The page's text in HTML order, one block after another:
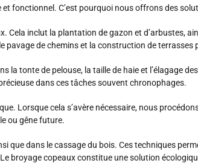
fonctionnel. C’est pourquoi nous offrons des
Cela inclut la plantation de gazon et d’arbustes,
de chemins et la construction de
la tonte de pelouse, la taille de haie et l’élagage
dans ces tâches souvent chronophages.
Lorsque cela s’avère nécessaire, nous
ou gêne future.
que dans le cassage du bois. Ces techniques
broyage copeaux constitue une solution